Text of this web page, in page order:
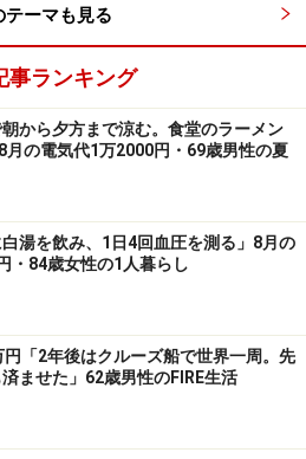
、今まで一度もしていない」と
い時も、積み立てを決めた時の
」と下落相場を乗り切った方法
る人へは「相場の悪いときも我
く」とアドバイス。
います。日本だけを見て小さい
。日本のメーカーで強い自動
外での売上げです。日本の人
少していますが、世界の人口は
テーマも見る
事ランキング
朝から夕方まで涼む。食堂のラーメン
月の電気代1万2000円・69歳男性の夏
白湯を飲み、1日4回血圧を測る」8月の
・84歳女性の1人暮らし
「2年後はクルーズ船で世界一周。先
ませた」62歳男性のFIRE生活